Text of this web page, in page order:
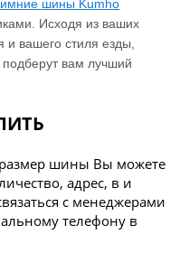
шины Kumho
Исходя из ваших
и вашего стиля езды,
вам лучший
шины Вы можете
адрес, в и
с менеджерами
телефону в